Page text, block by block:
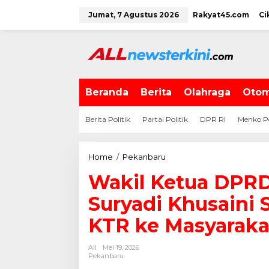
w
Jumat, 7 Agustus 2026 Rakyat45.com
Beranda Berita Olahraga
Berita Politik Partai Politik DPR RI Menko
Home / Pekanbaru
k
K
e
Wakil Ketua
Suryadi Khusaini
KTR ke
All
Mei 19, 2026
Pekanbaru